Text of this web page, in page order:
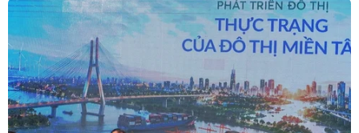
#An ninh
#Thời sự
#Thời sự hôm nay
#Bản tin thời sự
#Tội phạm
#Truy nã
#Tội phạm hình sự
#Hình sự #Công an
#Phạm pháp
#Pháp luật #Pháp đình
#Xã hội
#An ninh xã hội
#Chính trị
#VietnamPlus